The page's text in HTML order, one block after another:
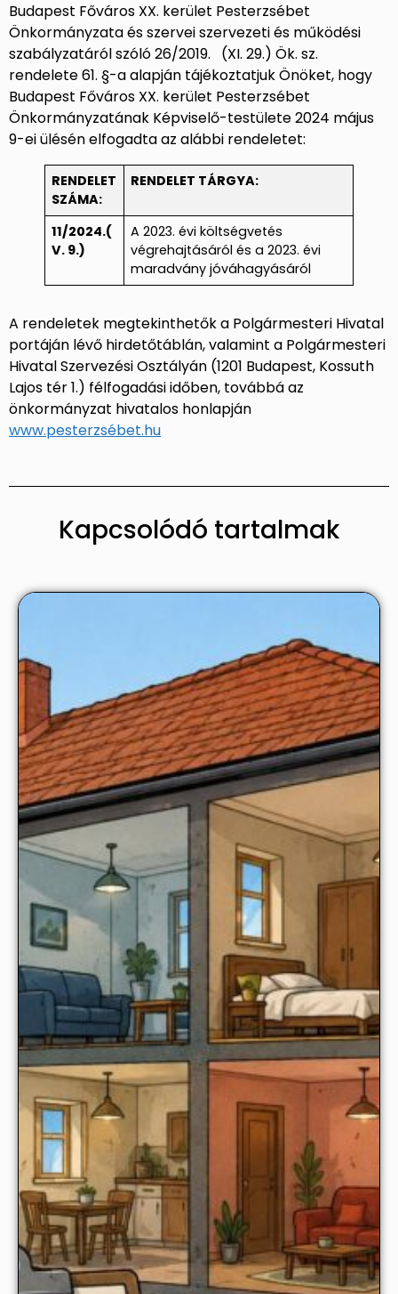
Budapest Főváros XX. kerület Pesterzsébet
Önkormányzata és szervei szervezeti és működési
szabályzatáról szóló 26/2019. (XI. 29.) Ök. sz.
rendelete 61. §-a alapján tájékoztatjuk Önöket, hogy
Budapest Főváros XX. kerület Pesterzsébet
Önkormányzatának Képviselő-testülete 2024 május
9-ei ülésén elfogadta az alábbi rendeletet:
RENDELET
SZÁMA:
RENDELET TÁRGYA:
11/2024.(
V. 9.)
A 2023. évi költségvetés
végrehajtásáról és a 2023. évi
maradvány jóváhagyásáról
A rendeletek megtekinthetők a Polgármesteri Hivatal
portáján lévő hirdetőtáblán, valamint a Polgármesteri
Hivatal Szervezési Osztályán (1201 Budapest, Kossuth
Lajos tér 1.) félfogadási időben, továbbá az
önkormányzat hivatalos honlapján
www.pesterzsébet.hu
Kapcsolódó tartalmak